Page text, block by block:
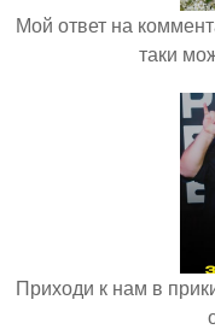
Мой ответ на
таки
Приходи к нам в